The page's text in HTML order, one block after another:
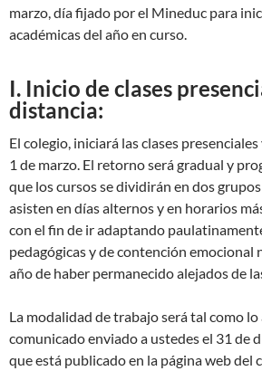
marzo, día fijado por el Mineduc para
académicas del año en curso.
I. Inicio de clases
distancia:
El colegio, iniciará las clases
1 de marzo. El retorno será gradual y
que los cursos se dividirán en dos
asisten en días alternos y en horarios
con el fin de ir adaptando
pedagógicas y de contención emocional
año de haber permanecido alejados de
La modalidad de trabajo será tal como lo
comunicado enviado a ustedes el 31 de
que está publicado en la página web del